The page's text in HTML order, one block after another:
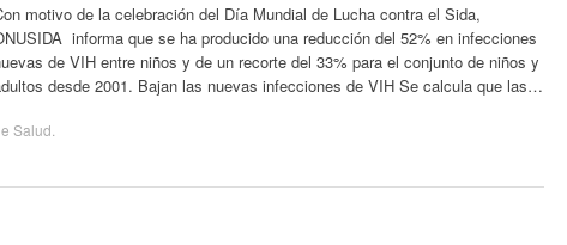
motivo de la celebración del Día Mundial de Lucha contra el Sida,
informa que se ha producido una reducción del 52% en infecciones
de VIH entre niños y de un recorte del 33% para el conjunto de niños y
desde 2001. Bajan las nuevas infecciones de VIH Se calcula que las…
Salud